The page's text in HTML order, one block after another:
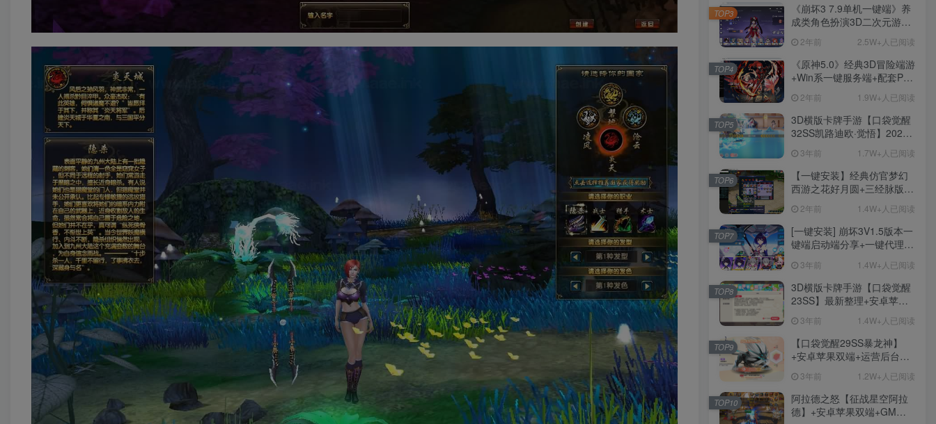
《崩坏3 7.9单机一键端》养
成类角色扮演3D二次元游
用、无限资源、附带保姆级
安装教程
2年前 2.5W+人已阅读
TOP3
《原神5.0》经典3D冒险端游
+Win系一键服务端+配套PC
池文件
2年前 1.9W+人已阅读
TOP4
3D横版卡牌手游【口袋觉醒
32SS凯路迪欧·觉悟】2023
+支付对接+安卓苹果双端+运
营后台+GM授权后台+代理
后台
3年前 1.7W+人已阅读
TOP5
【一键安装】经典仿官梦幻
西游之花好月圆+三经脉版本
卡+剧情活动+视频搭建及其
他修改资料
2年前 1.4W+人已阅读
TOP6
[一键安装] 崩坏3V1.5版本一
键端启动端分享+一键代理
ID+详细指令+极简一键修改
3年前 1.4W+人已阅读
TOP7
3D横版卡牌手游【口袋觉醒
23SS】最新整理+安卓苹果
细搭建教程
3年前 1.4W+人已阅读
TOP8
【口袋觉醒29SS暴龙神】
+安卓苹果双端+运营后台
端 3年前 1.2W+人已阅读
TOP9
阿拉德之怒【征战星空阿拉
德】+安卓苹果双端+GM授
TOP10